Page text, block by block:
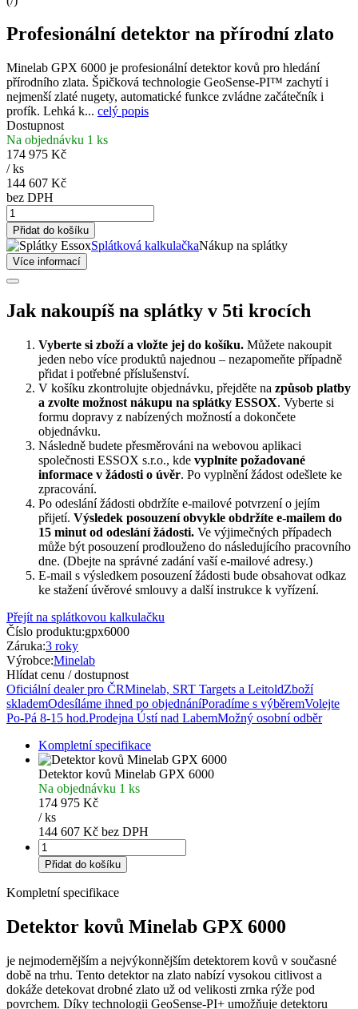
Profesionální detektor na přírodní zlato
Minelab GPX 6000 je profesionální detektor kovů pro hledání
přírodního zlata. Špičková technologie GeoSense-PI™ zachytí i
nejmenší zlaté nugety, automatické funkce zvládne začátečník i
profík. Lehká k... celý popis
Dostupnost
Na objednávku 1 ks
174 975 Kč
/ks
144 607 Kč
bez DPH
Přidat do košíku
Splátková kalkulačkaNákup na splátky
Více informací
Jak nakoupíš na splátky v 5ti krocích
Vyberte si zboží a vložte jej do košíku. Můžete nakoupit
jeden nebo více produktů najednou – nezapomeňte případně
přidat i potřebné příslušenství.
V košíku zkontrolujte objednávku, přejděte na způsob platby
a zvolte možnost nákupu na splátky ESSOX. Vyberte si
formu dopravy z nabízených možností a dokončete
objednávku.
Následně budete přesměrováni na webovou aplikaci
společnosti ESSOX s.r.o., kde vyplníte požadované
informace v žádosti o úvěr. Po vyplnění žádost odešlete ke
zpracování.
Po odeslání žádosti obdržíte e-mailové potvrzení o jejím
přijetí. Výsledek posouzení obvykle obdržíte e-mailem do
15 minut od odeslání žádosti. Ve výjimečných případech
může být posouzení prodlouženo do následujícího pracovního
dne. (Dbejte na správné zadání vaší e-mailové adresy.)
E-mail s výsledkem posouzení žádosti bude obsahovat odkaz
ke stažení úvěrové smlouvy a další instrukce k vyřízení.
Přejít na splátkovou kalkulačku
Číslo produktu:gpx6000
Záruka:3 roky
Výrobce:Minelab
Hlídat cenu / dostupnost
Oficiální dealer pro ČRMinelab, SRT Targets a LeitoldZboží
sklademOdesíláme ihned po objednáníPoradíme s výběremVolejte
Po-Pá 8-15 hod.Prodejna Ústí nad LabemMožný osobní odběr
Kompletní specifikace
Detektor kovů Minelab GPX 6000
Na objednávku 1 ks
174 975 Kč
/ks
144 607 Kč bez DPH
Přidat do košíku
Kompletní specifikace
Detektor kovů Minelab GPX 6000
je nejmodernějším a nejvýkonnějším detektorem kovů v současné
době na trhu. Tento detektor na zlato nabízí vysokou citlivost a
dokáže detekovat drobné zlato už od velikosti zrnka rýže pod
povrchem. Díky technologii GeoSense-PI+ umožňuje detektoru